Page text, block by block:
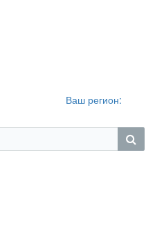
Ваш регион: